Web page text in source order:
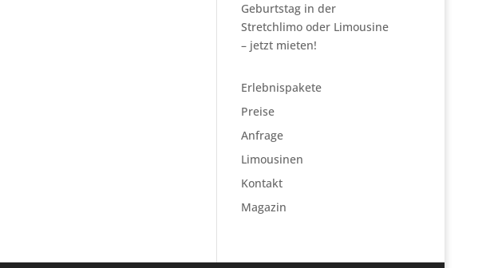
Geburtstag in der
Stretchlimo oder Limousine
– jetzt mieten!
Erlebnispakete
Preise
Anfrage
Limousinen
Kontakt
Magazin